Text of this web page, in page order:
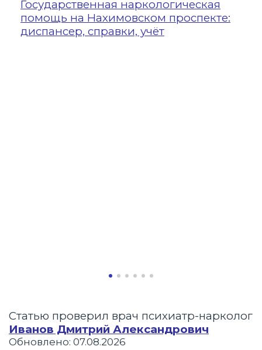
Государственная наркологическая
помощь на Нахимовском проспекте:
диспансер, справки, учёт
Статью проверил врач психиатр-нарколог
Иванов Дмитрий Александрович
Обновлено: 07.08.2026